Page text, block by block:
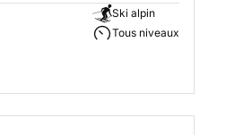
Ski alpin
Tous niveaux